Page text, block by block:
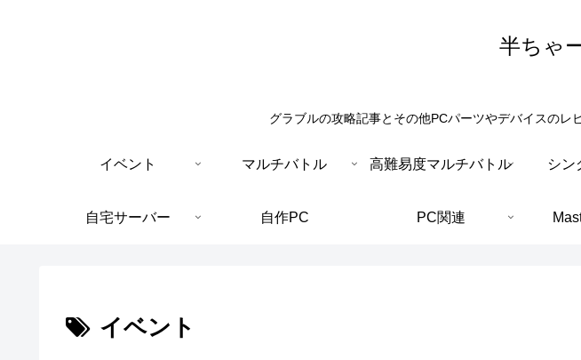
半ちゃ
グラブルの攻略記事とその他PCパーツやデバイスのレ
イベント マルチバトル 高難易度マルチバトル シン
自宅サーバー 自作PC PC関連
イベント